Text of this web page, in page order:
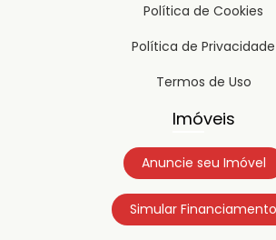
Política de Cookies
Política de Privacidade
Termos de Uso
Imóveis
Anuncie seu Imóvel
Simular Financiamento